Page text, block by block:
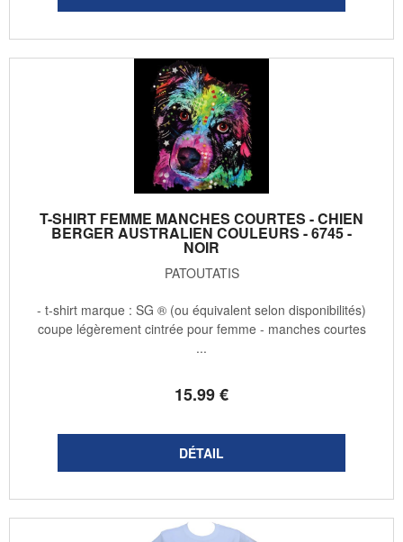
T-SHIRT FEMME MANCHES COURTES - CHIEN
BERGER AUSTRALIEN COULEURS - 6745 -
NOIR
PATOUTATIS
15.99€
- t-shirt marque : SG ® (ou équivalent selon disponibilités)
coupe légèrement cintrée pour femme - manches courtes
...